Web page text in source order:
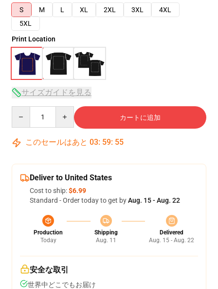
S
M L XL 2XL 3XL
4XL
5XL
Print Location
サイズガイドを見る
カートに追加
このセールはあと 03: 59: 54
Deliver to United States
Cost to ship:$6.99
Standard - Order today to get byAug. 15 - Aug. 22
Production
Today
Shipping
Aug. 11
Delivered
Aug. 15 - Aug. 22
安全な取引
世界中どこでもお届け